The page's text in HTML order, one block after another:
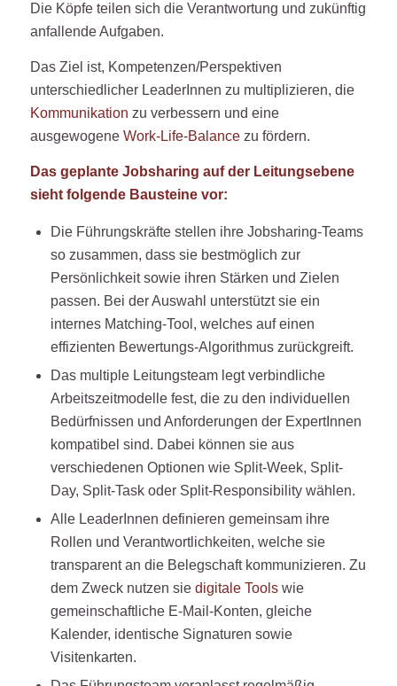
Die Köpfe teilen sich die Verantwortung und zukünftig
anfallende Aufgaben.
Das Ziel ist, Kompetenzen/Perspektiven
unterschiedlicher LeaderInnen zu multiplizieren, die
Kommunikation zu verbessern und eine
ausgewogene Work-Life-Balancezu fördern.
Das geplante Jobsharing auf der Leitungsebene
sieht folgende Bausteine vor:
Die Führungskräfte stellen ihre Jobsharing-Teams
so zusammen, dass sie bestmöglich zur
Persönlichkeit sowie ihren Stärken und Zielen
passen. Bei der Auswahl unterstützt sie ein
internes Matching-Tool, welches auf einen
effizienten Bewertungs-Algorithmus zurückgreift.
Das multiple Leitungsteam legt verbindliche
Arbeitszeitmodelle fest, die zu den individuellen
Bedürfnissen und Anforderungen der ExpertInnen
kompatibel sind. Dabei können sie aus
verschiedenen Optionen wie Split-Week, Split-
Day, Split-Task oder Split-Responsibility wählen.
Alle LeaderInnen definieren gemeinsam ihre
Rollen und Verantwortlichkeiten, welche sie
transparent an die Belegschaft kommunizieren. Zu
dem Zweck nutzen sie digitale Toolswie
gemeinschaftliche E-Mail-Konten, gleiche
Kalender, identische Signaturen sowie
Visitenkarten.